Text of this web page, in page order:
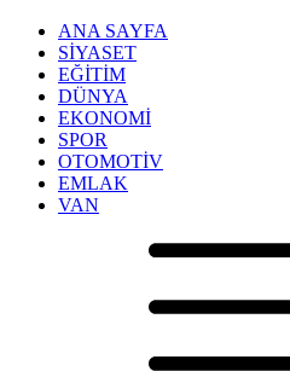
ANA SAYFA
SİYASET
EĞİTİM
DÜNYA
EKONOMİ
SPOR
OTOMOTİV
EMLAK
VAN